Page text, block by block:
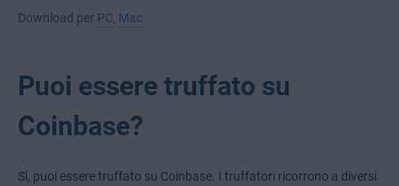
Download per PC, Mac
Puoi essere truffato su
Coinbase?
Sì, puoi essere truffato su Coinbase. I truffatori ricorrono a diversi